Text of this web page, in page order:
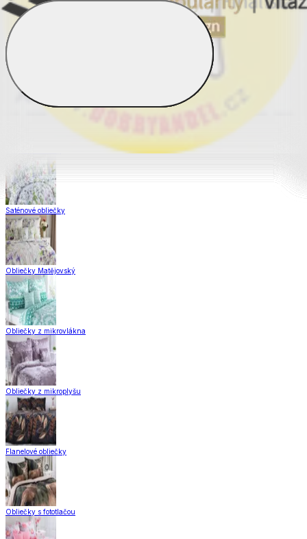
Obliečky Dual Feel®
Obliečky z hladkej bavlny
Saténové obliečky
Obliečky Matějovský
Obliečky z mikrovlákna
Obliečky z mikroplyšu
Flanelové obliečky
Obliečky s fototlačou